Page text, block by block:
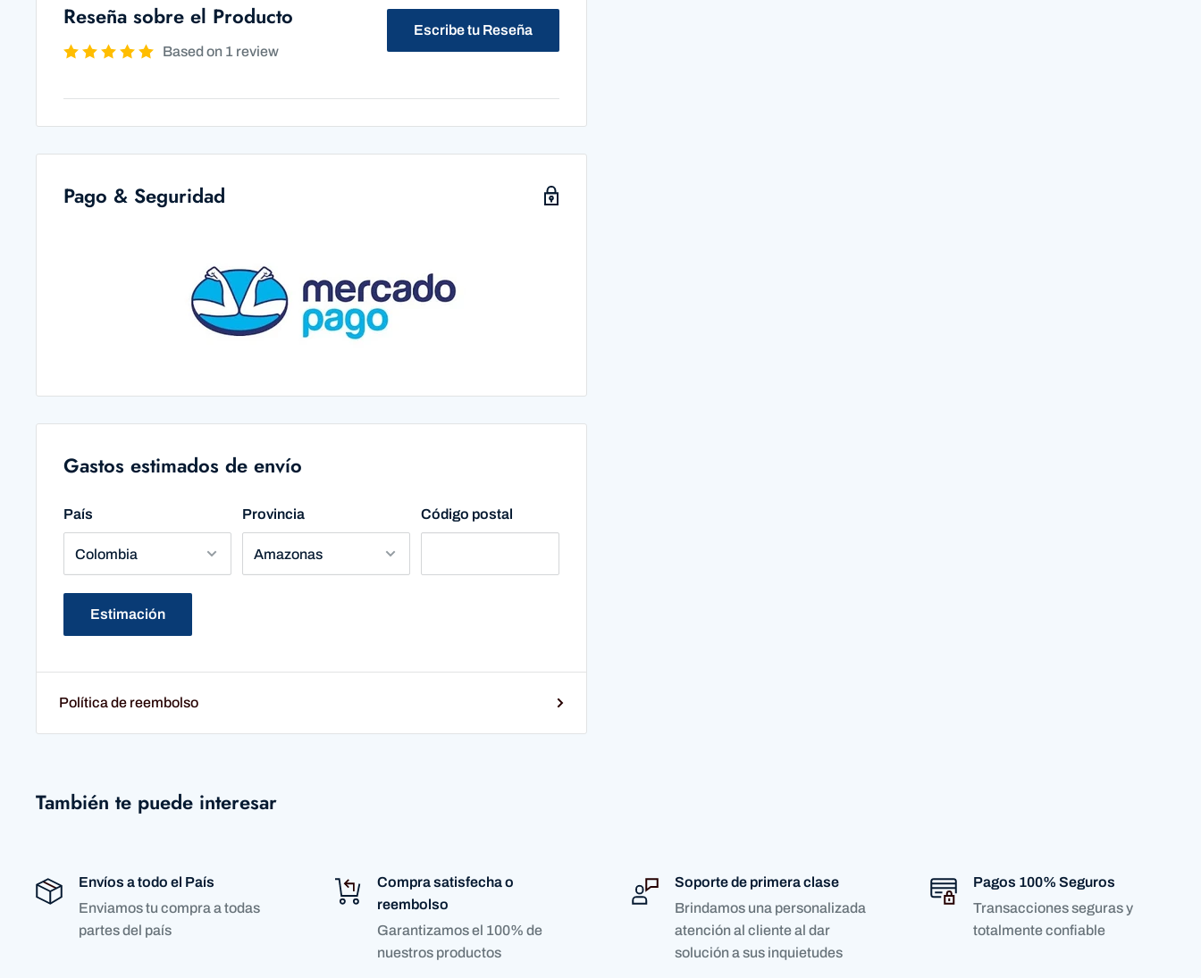
Reseña sobre el Producto
Based on 1 review
Escribe tu Reseña
Pago & Seguridad
Gastos estimados de envío
País Provincia Código postal
Estimación
Política de reembolso
También te puede interesar
Envíos a todo el País
Enviamos tu compra a todas
partes del país
Compra satisfecha o
reembolso
Garantizamos el 100% de
nuestros productos
Soporte de primera clase
Brindamos una personalizada
atención al cliente al dar
solución a sus inquietudes
Pagos 100% Seguros
Transacciones seguras y
totalmente confiable